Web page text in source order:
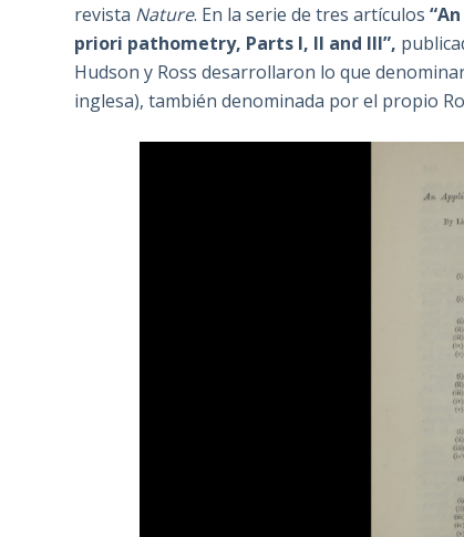
revista Nature. En la serie de tres artículos“
priori pathometry, Parts I, II and III”,
Hudson y Ross desarrollaron lo que
inglesa), también denominada por el propio